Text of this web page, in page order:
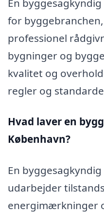
En
for
professionel
bygninger og
kvalitet og
regler og
Hvad laver en
København?
En
udarbejder
energimærkninger